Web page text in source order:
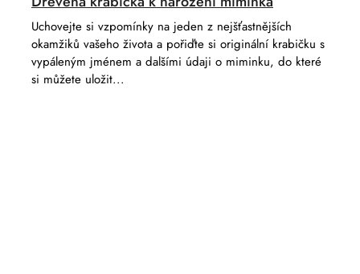
Uchovejte si vzpomínky na jeden z nejšťastnějších
okamžiků vašeho života a pořiďte si originální krabičku s
vypáleným jménem a dalšími údaji o miminku, do které
si můžete uložit...